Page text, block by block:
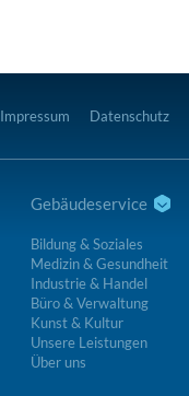
Impressum Datenschutz
Gebäudeservice
Bildung & Soziales
Medizin & Gesundheit
Industrie & Handel
Büro & Verwaltung
Kunst & Kultur
Unsere Leistungen
Über uns